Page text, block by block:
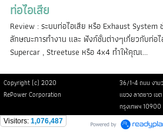
ท่อไอเสีย
Review : ระบบท่อไอเสีย หรือ Exhaust System
ลักษณะการทำงาน และ ฟังก์ชั่นต่างๆเกี่ยวกับท่อไ
Supercar , Streetuse หรือ 4x4 ทำให้คุณเ...
Copyright (c) 2020
36/1-4 ถนน งาม
RePower Corporation
แขวง ลาดยาว เข
กรุงเทพฯ 10900
Visitors: 1,076,487